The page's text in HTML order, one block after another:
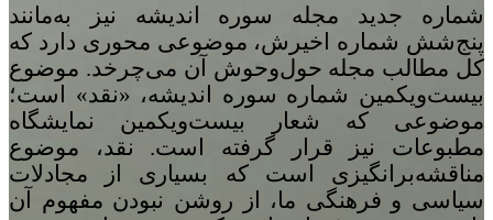
شماره‌ جدید مجله سوره اندیشه نیز به‌مانند
پنجشش شماره‌ اخیرش، موضوعی محوری دارد که
کل مطالب مجله حول‌وحوش آن می‌چرخد. موضوع
بیست‌ویکمین شماره‌ سوره‌ اندیشه، «نقد» است؛
موضوعی که شعار بیست‌ویکمین نمایشگاه
مطبوعات نیز قرار گرفته است. نقد، موضوع
مناقشه‌برانگیزی است که بسیاری از مجادلات
سیاسی و فرهنگی ما، از روشن نبودن مفهوم آن